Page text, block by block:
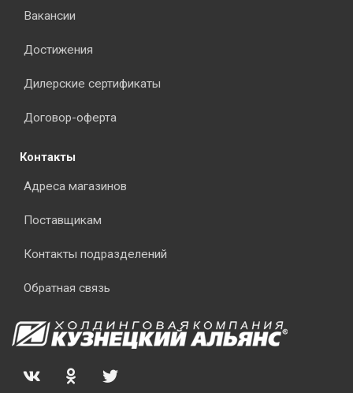
Вакансии
Достижения
Дилерские сертификаты
Договор-оферта
Контакты
Адреса магазинов
Поставщикам
Контакты подразделений
Обратная связь